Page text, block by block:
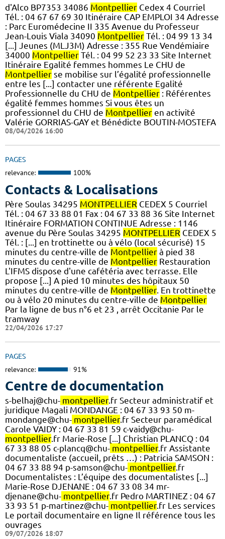
d'Alco BP7353 34086 Montpellier Cedex 4 Courriel
Tél. : 04 67 67 69 30 Itinéraire CAP EMPLOI 34 Adresse
: Parc Euromédecine II 335 Avenue du Professeur
Jean-Louis Viala 34090 Montpellier Tél. : 04 99 13 34
[...] Jeunes (MLJ3M) Adresse : 355 Rue Vendémiaire
34000 Montpellier Tél. : 04 99 52 23 33 Site Internet
Itinéraire Egalité femmes hommes Le CHU de
Montpellier se mobilise sur l’égalité professionnelle
entre les [...] contacter une référente Egalité
Professionnelle du CHU de Montpellier : Référentes
égalité femmes hommes Si vous êtes un
professionnel du CHU de Montpellier en activité
Valérie GORRIAS-GAY et Bénédicte BOUTIN-MOSTEFA
08/04/2026 16:00
PAGES
relevance: 100%
Contacts & Localisations
Père Soulas 34295 MONTPELLIER CEDEX 5 Courriel
Tél. : 04 67 33 88 01 Fax : 04 67 33 88 36 Site Internet
Itinéraire FORMATION CONTINUE Adresse : 1146
avenue du Père Soulas 34295 MONTPELLIER CEDEX 5
Tél. : [...] en trottinette ou à vélo (local sécurisé) 15
minutes du centre-ville de Montpellier à pied 38
minutes du centre-ville de Montpellier Restauration
L'IFMS dispose d'une cafétéria avec terrasse. Elle
propose [...] A pied 10 minutes des hôpitaux 50
minutes du centre-ville de Montpellier. En trottinette
ou à vélo 20 minutes du centre-ville de Montpellier
Par la ligne de bus n°6 et 23 , arrêt Occitanie Par le
tramway
22/04/2026 17:27
PAGES
relevance: 91%
Centre de documentation
s-belhaj@chu- montpellier.fr Secteur administratif et
juridique Magali MONDANGE : 04 67 33 93 50 m-
mondange@chu- montpellier.fr Secteur paramédical
Carole VAIDY : 04 67 33 81 59 c-vaidy@chu-
montpellier.fr Marie-Rose [...] Christian PLANCQ : 04
67 33 88 05 c-plancq@chu- montpellier.fr Assistante
documentaliste (accueil, prêts …) : Patricia SAMSON :
04 67 33 88 94 p-samson@chu- montpellier.fr
Documentalistes : L’équipe des documentalistes [...]
Marie-Rose DJENANE : 04 67 33 08 34 mr-
djenane@chu- montpellier.fr Pedro MARTINEZ : 04 67
33 93 51 p-martinez@chu- montpellier.fr Les services
Le portail documentaire en ligne Il référence tous les
ouvrages
09/07/2026 18:07